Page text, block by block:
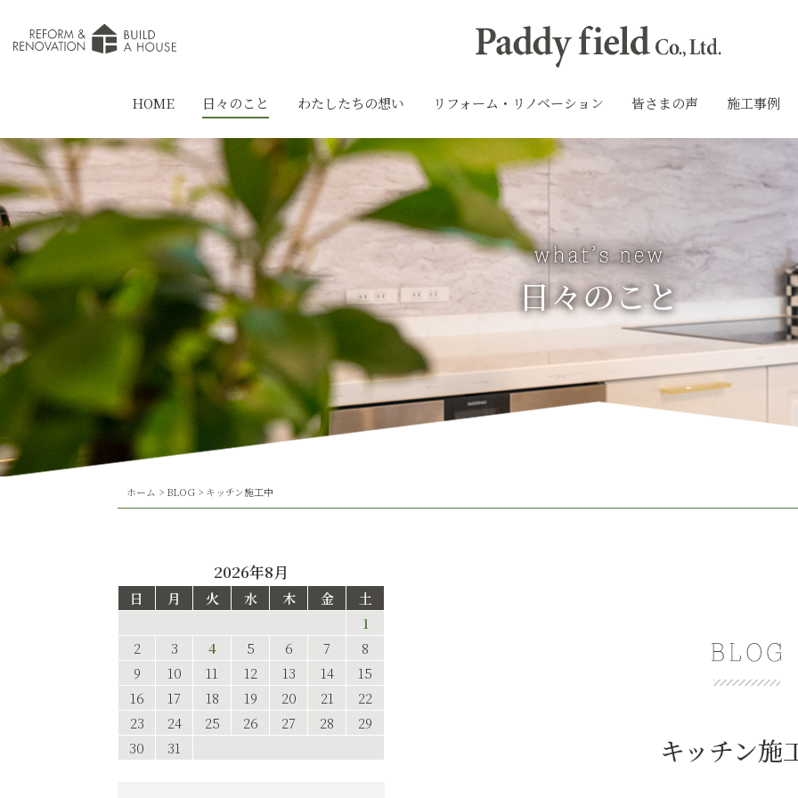
HOME 日々のこと わたしたちの想い リフォーム・リノベーション 皆さまの声 施工事例
日々のこと
ホーム > BLOG> キッチン施工中
キッチン施
2026年8月
日 月 火 水 木 金
土
1
2
3 4 5 6 7
8
9
10 11 12 13 14
15
16
17 18 19 20 21
22
23
24 25 26 27 28
29
30
31